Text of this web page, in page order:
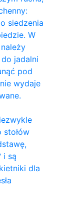
siedzenia
W
jadalni
pod
wydaje
stołów
i są
dla